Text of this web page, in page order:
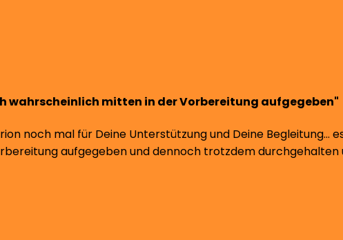
wahrscheinlich mitten in der Vorbereitung aufgegeben"
noch mal für Deine Unterstützung und Deine
aufgegeben und dennoch trotzdem durchgehalten